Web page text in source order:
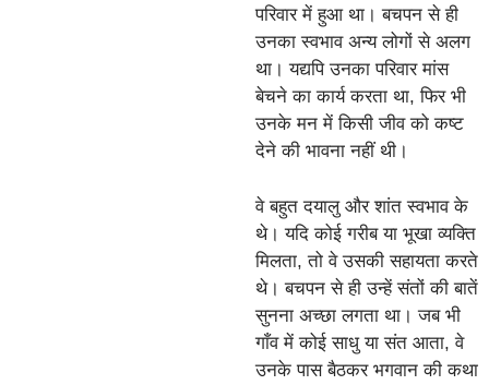
परिवार में हुआ था। बचपन से ही
उनका स्वभाव अन्य लोगों से अलग
था। यद्यपि उनका परिवार मांस
बेचने का कार्य करता था, फिर भी
उनके मन में किसी जीव को कष्ट
देने की भावना नहीं थी।
वे बहुत दयालु और शांत स्वभाव के
थे। यदि कोई गरीब या भूखा व्यक्ति
मिलता, तो वे उसकी सहायता करते
थे। बचपन से ही उन्हें संतों की बातें
सुनना अच्छा लगता था। जब भी
गाँव में कोई साधु या संत आता, वे
उनके पास बैठकर भगवान की कथा